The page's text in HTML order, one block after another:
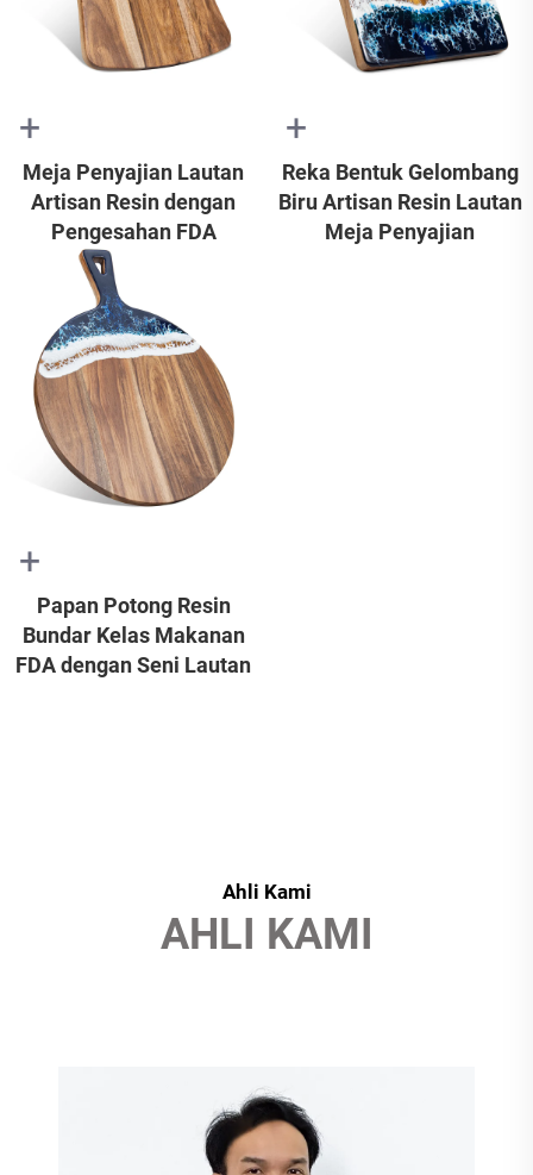
+
Meja Penyajian Lautan
Artisan Resin dengan
Pengesahan FDA
+
Reka Bentuk Gelombang
Biru Artisan Resin Lautan
Meja Penyajian
+
Papan Potong Resin
Bundar Kelas Makanan
FDA dengan Seni Lautan
Ahli Kami
AHLI KAMI